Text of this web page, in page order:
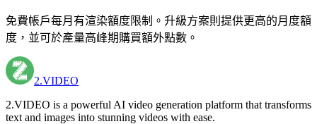
免費帳戶每月有渲染額度限制。升級方案則提供更高的月度額
度，並可於產量高峰期購買額外點數。
2.VIDEO
2.VIDEO is a powerful AI video generation platform that transforms
text and images into stunning videos with ease.